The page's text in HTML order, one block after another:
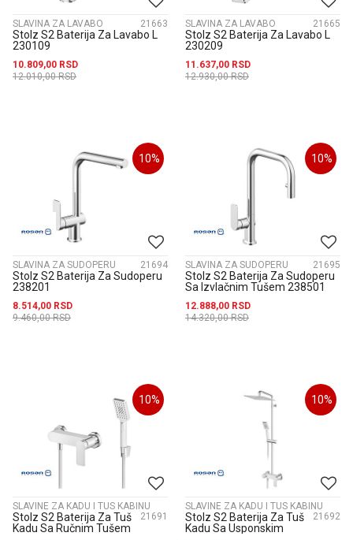
SLAVINA ZA LAVABO 21663
Stolz S2 Baterija Za Lavabo L
230109
10.809,00 RSD
12.010,00RSD
SLAVINA ZA LAVABO 21665
Stolz S2 Baterija Za Lavabo L
230209
11.637,00 RSD
12.930,00RSD
10%
SLAVINA ZA SUDOPERU 21694
Stolz S2 Baterija Za Sudoperu
238201
8.514,00 RSD
9.460,00RSD
10%
SLAVINA ZA SUDOPERU 21695
Stolz S2 Baterija Za Sudoperu
Sa Izvlačnim Tušem 238501
12.888,00 RSD
14.320,00RSD
10%
SLAVINE ZA KADU I TUS KABINU
21691
Stolz S2 Baterija Za Tuš
Kadu Sa Ručnim Tušem
10%
SLAVINE ZA KADU I TUS KABINU
21692
Stolz S2 Baterija Za Tuš
Kadu Sa Usponskim